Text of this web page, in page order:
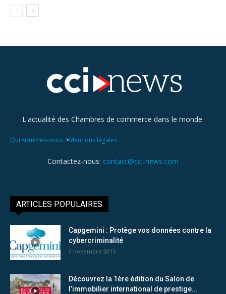
L'actualité des Chambres de commerce dans le monde.
Qui sommes-nous ?•Mentions légales
Contactez-nous: contact@cci-news.com
ARTICLES POPULAIRES
Capgemini : Protège vos données contre la
cybercriminalité
9 novembre 2015
Découvrez la 1ère édition du Salon de
l’immobilier international de prestige...